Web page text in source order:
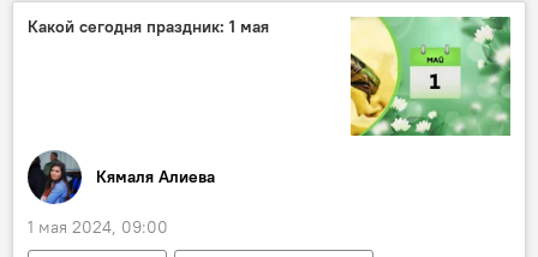
Прогноз
Учетная ставка
Какой сегодня праздник: 1 мая
Кямаля Алиева
1 мая 2024, 09:00